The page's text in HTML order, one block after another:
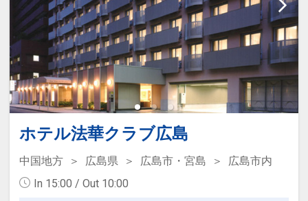
●ランドリーコーナー完備
長期のご滞在にもうれしいランドリーコ
ーナーを完備！
洗濯機、乾燥機のご利用無料！ (洗剤の
み有料で販売)
●ご好評の便利な立地
広島市の中心部にあり、ビジネスや観光
コンビニは、徒歩1分圏内にローソン・
●こだわりの寝具
オリジナルベッド「NAGOMI」＆オリジ
ナルピローで皆さまの快眠をサポート！
日本ベッド社との共同開発により誕生し
たオリジナルマットレスでエネルギーを
リチャージ♪
●全館Wi-Fi利用可能(無料)
全館Wi-Fi利用無料！客室には有線LANも
完備！
ホテル法華クラブ広島
中国地方 広島県 広島市・宮島
広島市内
In 15:00 / Out 10:00